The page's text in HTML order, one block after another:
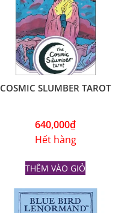
COSMIC SLUMBER TAROT
640,000₫
Hết hàng
THÊM VÀO GIỎ